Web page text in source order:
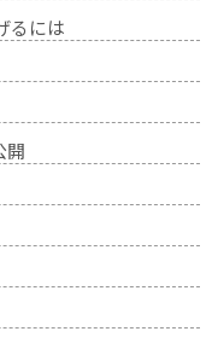
るには
開